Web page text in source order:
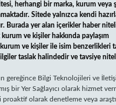
herhangi bir marka, kurum veya
Sitede yalnızca kendi
Burada yer alan içerikler haber
ve kişiler hakkında paylaşım
kurum ve kişiler ile isim benzerlikleri
taslak halindedir ve tavsiye
gereğince Bilgi Teknolojileri ve
bir Yer Sağlayıcı olarak hizmet
olarak denetleme veya